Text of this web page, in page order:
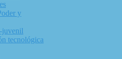
y
juvenil
tecnológica